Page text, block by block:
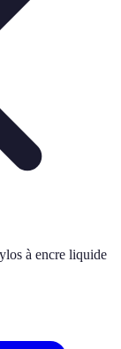
à encre liquide